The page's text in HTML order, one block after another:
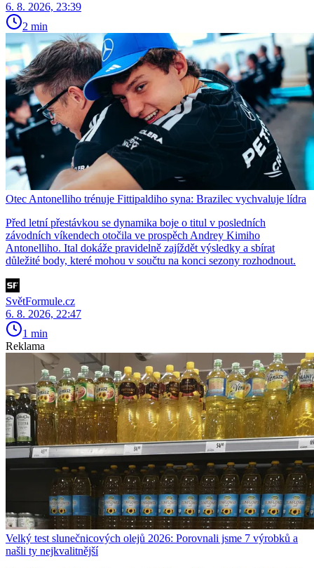
6. 8. 2026, 23:39
2 min
Otec Antonelliho trénuje Fittipaldiho syna: Brazilec vychvaluje lídra
Před letní přestávkou se dynamika boje o titul v posledních
závodních víkendech otočila ve prospěch Andrey Kimiho
Antonelliho. Ital dokáže pravidelně zajíždět výsledky a sbírat
důležité body, které mohou v součtu na konci sezony rozhodnout.
SvětFormule.cz
6. 8. 2026, 22:47
1 min
Reklama
Velký test slunečnicových olejů 2026: Porovnali jsme 7 výrobků a
našli ty nejkvalitnější